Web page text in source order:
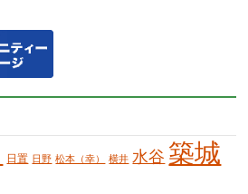
日置 日野 松本（幸） 横井 水谷 築城